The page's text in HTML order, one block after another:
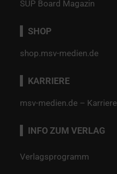
SUP Board Magazin
SHOP
shop.msv-medien.de
KARRIERE
msv-medien.de – Karriere
INFO ZUM VERLAG
Verlagsprogramm